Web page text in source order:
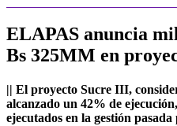
ELAPAS anuncia
Bs 325MM en
|| El proyecto Sucre III,
alcanzado un 42% de
ejecutados en la gestión